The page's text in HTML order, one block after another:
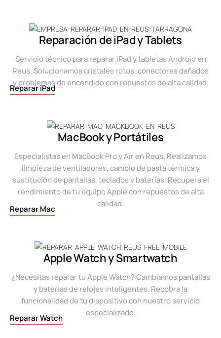
Reparación de iPad y Tablets
Servicio técnico para reparar iPad y tabletas Android en
Reus. Solucionamos cristales rotos, conectores dañados
y problemas de encendido con repuestos de alta calidad.
Reparar iPad
MacBook y Portátiles
Especialistas en MacBook Pro y Air en Reus. Realizamos
limpieza de ventiladores, cambio de pasta térmica y
sustitución de pantallas, teclados y baterías. Recupera el
rendimiento de tu equipo Apple con repuestos de alta
calidad.
Reparar Mac
Apple Watch y Smartwatch
¿Necesitas reparar tu Apple Watch? Cambiamos pantallas
y baterías de relojes inteligentes. Recobra la
funcionalidad de tu dispositivo con nuestro servicio
especializado.
Reparar Watch